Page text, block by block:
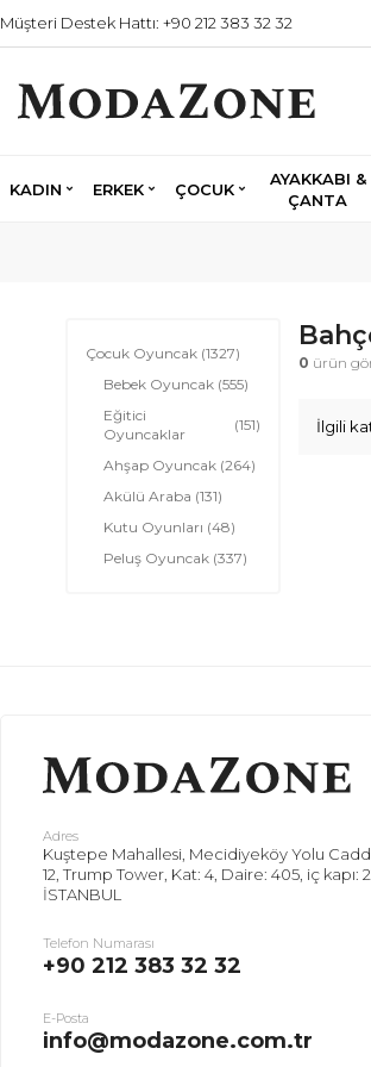
Müşteri Destek Hattı: +90 212 383 32 32
KADIN ERKEK ÇOCUK
AYAKKABI &
ÇANTA
Çocuk Oyuncak (1327)
Bebek Oyuncak (555)
Eğitici
Oyuncaklar
(151)
Ahşap Oyuncak (264)
Akülü Araba (131)
Kutu Oyunları (48)
Peluş Oyuncak (337)
0 ürün
İlgili
Adres
Kuştepe Mahallesi, Mecidiyeköy Yolu
12, Trump Tower, Kat: 4, Daire: 405, iç kapı:
İSTANBUL
Telefon Numarası
+90 212 383 32 32
E-Posta
info@modazone.com.tr